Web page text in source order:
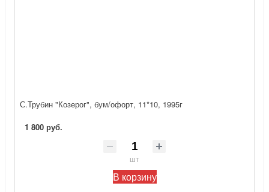
С.Трубин "Козерог", бум/офорт, 11*10, 1995г
1 800 руб.
шт
В корзину